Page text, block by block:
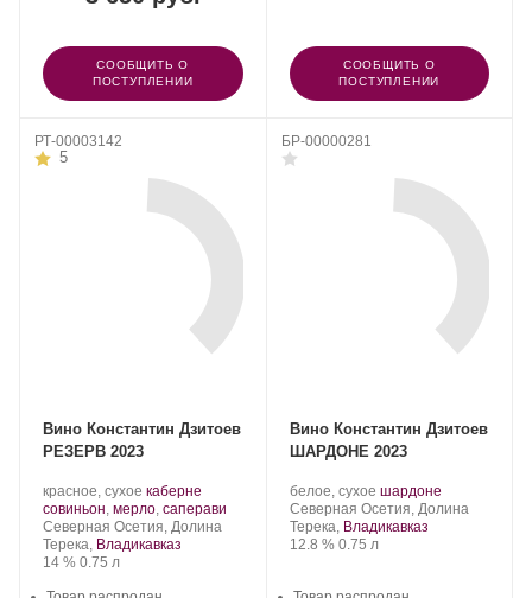
СООБЩИТЬ О
ПОСТУПЛЕНИИ
СООБЩИТЬ О
ПОСТУПЛЕНИИ
РТ-00003142
5
Вино Константин Дзитоев
РЕЗЕРВ 2023
Производитель:
Константин
Дзитоев.
красное, сухое .
Сорт
винограда:
каберне
совиньон, мерло, саперави
Регион:
Северная Осетия, Долина
Терека, Владикавказ
Крепость
14 %. Объем
0.75 л
БР-00000281
Вино Константин Дзитоев
ШАРДОНЕ 2023
Производитель:
Константин
Дзитоев.
белое, сухое .
Сорт
винограда:
шардоне.
Регион:
Северная Осетия, Долина
Терека, Владикавказ
Крепость
12.8 %. Объем
0.75 л